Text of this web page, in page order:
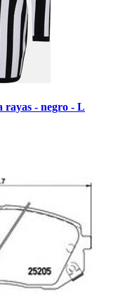
rayas - negro - L